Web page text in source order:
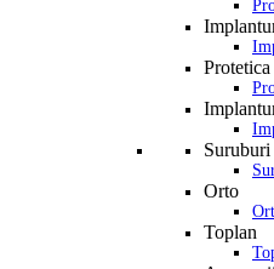
Suruburi
Orto
Toplan